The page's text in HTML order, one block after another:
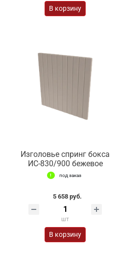
В корзину
Изголовье спринг бокса
ИС-830/900 бежевое
под заказ
5 658 руб.
шт
В корзину